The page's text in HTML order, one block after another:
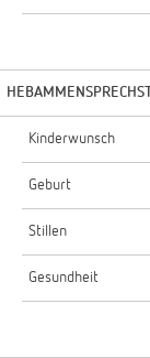
Kinderwunsch
Geburt
Stillen
Gesundheit